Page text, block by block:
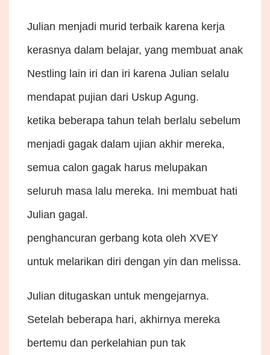
Julian menjadi murid terbaik karena kerja
kerasnya dalam belajar, yang membuat anak
Nestling lain iri dan iri karena Julian selalu
mendapat pujian dari Uskup Agung.
ketika beberapa tahun telah berlalu sebelum
menjadi gagak dalam ujian akhir mereka,
semua calon gagak harus melupakan
seluruh masa lalu mereka. Ini membuat hati
Julian gagal.
penghancuran gerbang kota oleh XVEY
untuk melarikan diri dengan yin dan melissa.
Julian ditugaskan untuk mengejarnya.
Setelah beberapa hari, akhirnya mereka
bertemu dan perkelahian pun tak